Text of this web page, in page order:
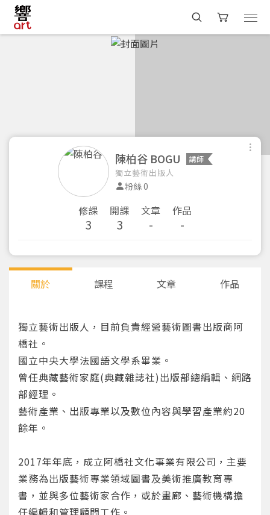
陳柏谷 BOGU 講師
獨立藝術出版人
粉絲 0
修課
3
開課
3
文章
-
作品
-
關於 課程 文章 作品
獨立藝術出版人，目前負責經營藝術圖書出版商阿
橋社。
國立中央大學法國語文學系畢業。
曾任典藏藝術家庭(典藏雜誌社)出版部總編輯、網路
部經理。
藝術產業、出版專業以及數位內容與學習產業約20
餘年。
2017年年底，成立阿橋社文化事業有限公司，主要
業務為出版藝術專業領域圖書及美術推廣教育專
書，並與多位藝術家合作，或於畫廊、藝術機構擔
任編輯和管理顧問工作。